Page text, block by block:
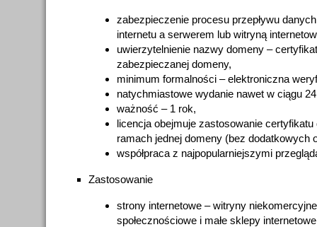
zabezpieczenie procesu przepływu
internetu a serwerem lub witryną
uwierzytelnienie nazwy domeny –
zabezpieczanej domeny,
minimum formalności – elektroniczna
natychmiastowe wydanie nawet w ciągu
ważność – 1 rok,
licencja obejmuje zastosowanie
ramach jednej domeny (bez dodatkowych
współpraca z najpopularniejszymi
Zastosowanie
strony internetowe – witryny
społecznościowe i małe sklepy